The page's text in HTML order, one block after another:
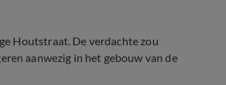
Houtstraat. De verdachte zou
aanwezig in het gebouw van de